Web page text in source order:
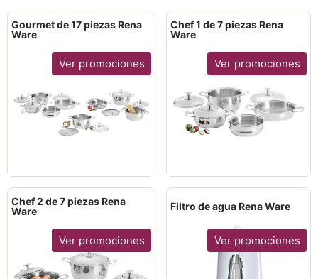
Gourmet de 17 piezas Rena
Ware
Ver promociones
Chef 1 de 7 piezas Rena
Ware
Ver promociones
Chef 2 de 7 piezas Rena
Ware
Ver promociones
Filtro de agua Rena Ware
Ver promociones